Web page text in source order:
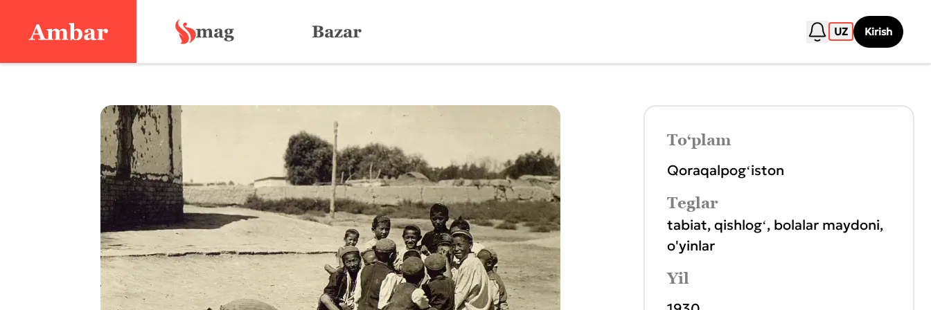
UZ Kirish
To‘plam
Qoraqalpogʻiston
Teglar
tabiat,qishlogʻ, bolalar maydoni,
o'yinlar
Yil